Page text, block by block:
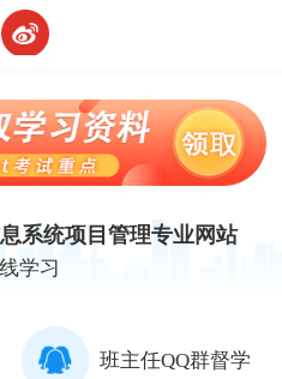
系统项目管理专业网站
学习
班主任QQ群督学